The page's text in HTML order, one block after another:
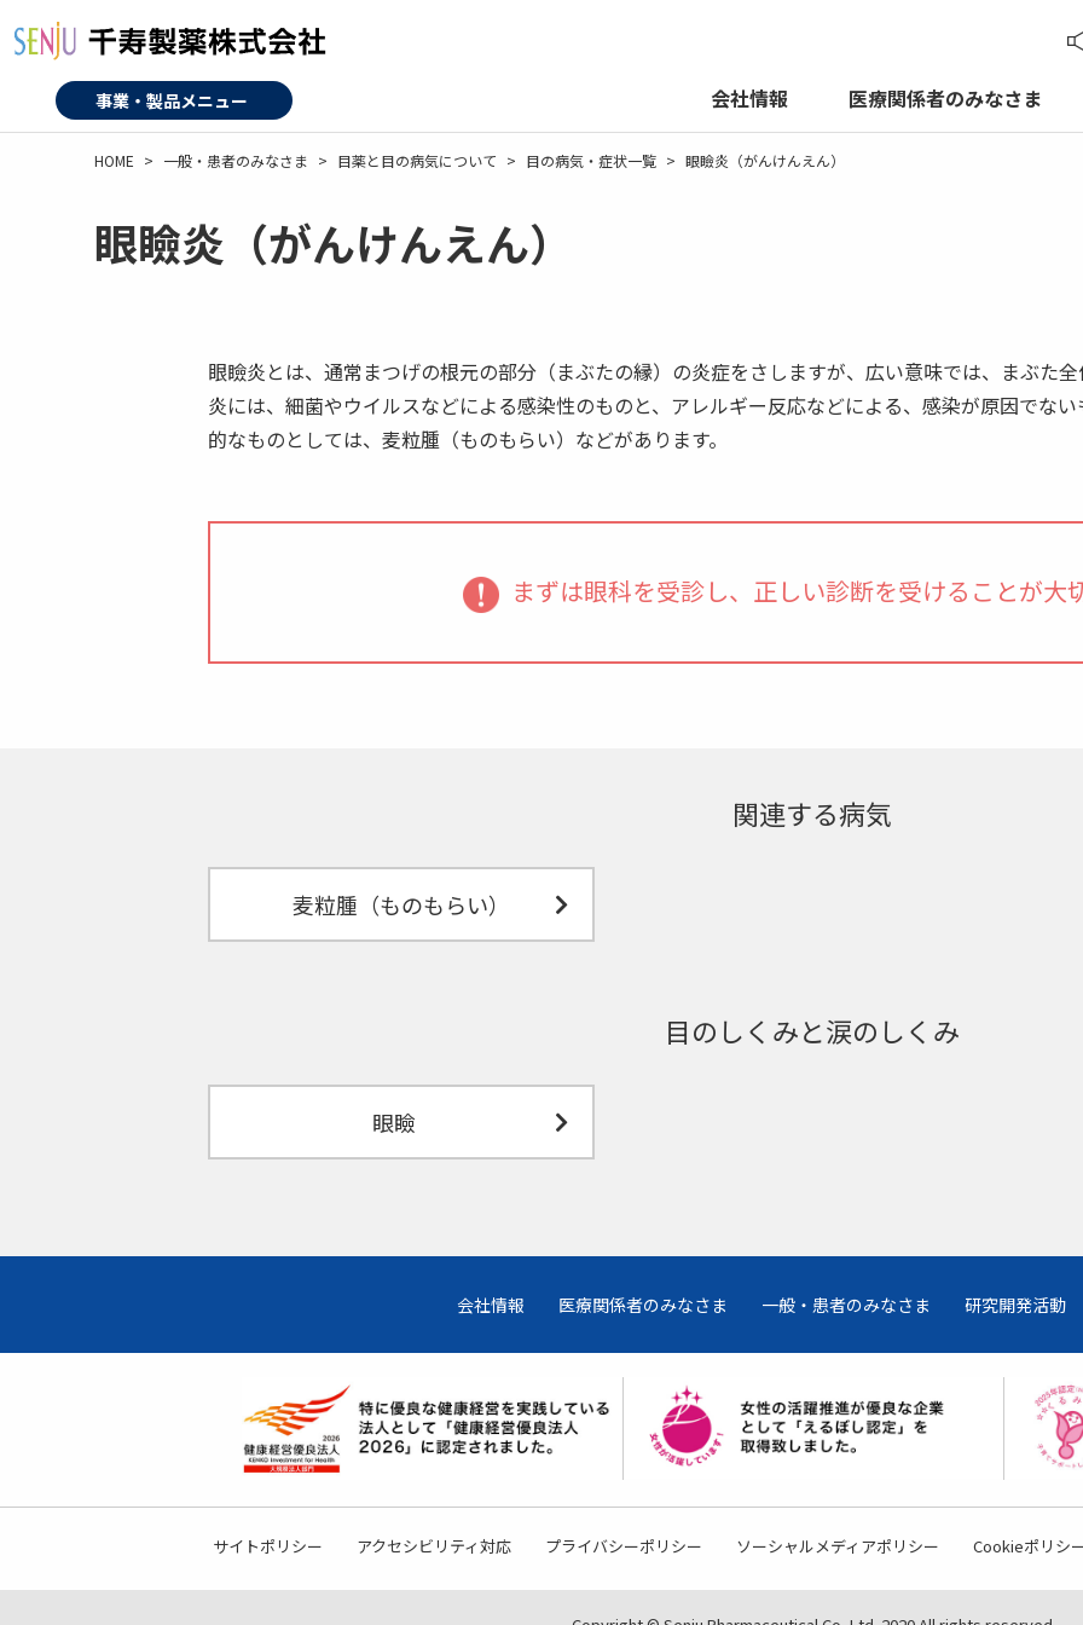
イ
ン
事業・製品メニュー 会社情報 医療関係者のみなさま
HOME 一般・患者のみなさま 目薬と目の病気について 目の病気・症状一覧 眼瞼炎（がんけんえん）
眼瞼炎（がんけんえん）
眼瞼炎とは、通常まつげの根元の部分（まぶたの縁）の炎症をさしますが、広い意味では、まぶた
炎には、細菌やウイルスなどによる感染性のものと、アレルギー反応などによる、感染が原因でな
的なものとしては、麦粒腫（ものもらい）などがあります。
まずは眼科を受診し、正しい診断を受けることが大
関連する病気
麦粒腫（ものもらい）
目のしくみと涙のしくみ
眼瞼
会社情報 医療関係者のみなさま 一般・患者のみなさま 研究開発活動
サイトポリシー アクセシビリティ対応 プライバシーポリシー ソーシャルメディアポリシー Cookieポリシ